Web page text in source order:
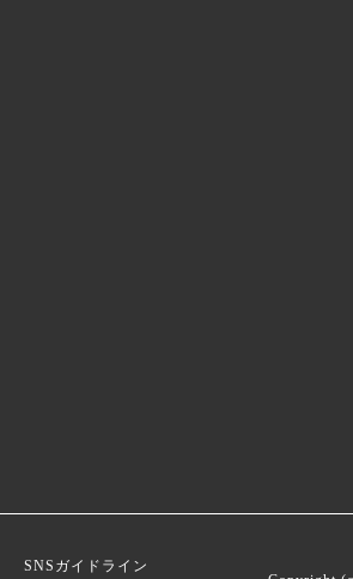
SNSガイドライン